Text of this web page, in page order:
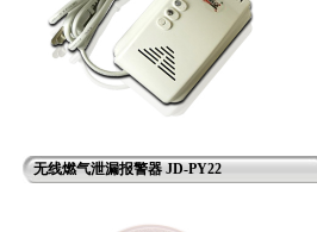
无线燃气泄漏报警器 JD-PY22